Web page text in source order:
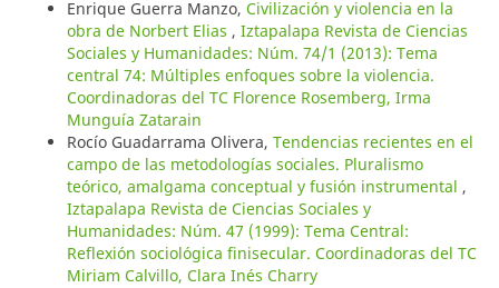
Enrique Guerra Manzo, Civilización y violencia en la
obra de Norbert Elias , Iztapalapa Revista de Ciencias
Sociales y Humanidades: Núm. 74/1 (2013): Tema
central 74: Múltiples enfoques sobre la violencia.
Coordinadoras del TC Florence Rosemberg, Irma
Munguía Zatarain
Rocío Guadarrama Olivera, Tendencias recientes en el
campo de las metodologías sociales. Pluralismo
teórico, amalgama conceptual y fusión instrumental ,
Iztapalapa Revista de Ciencias Sociales y
Humanidades: Núm. 47 (1999): Tema Central:
Reflexión sociológica finisecular. Coordinadoras del TC
Miriam Calvillo, Clara Inés Charry